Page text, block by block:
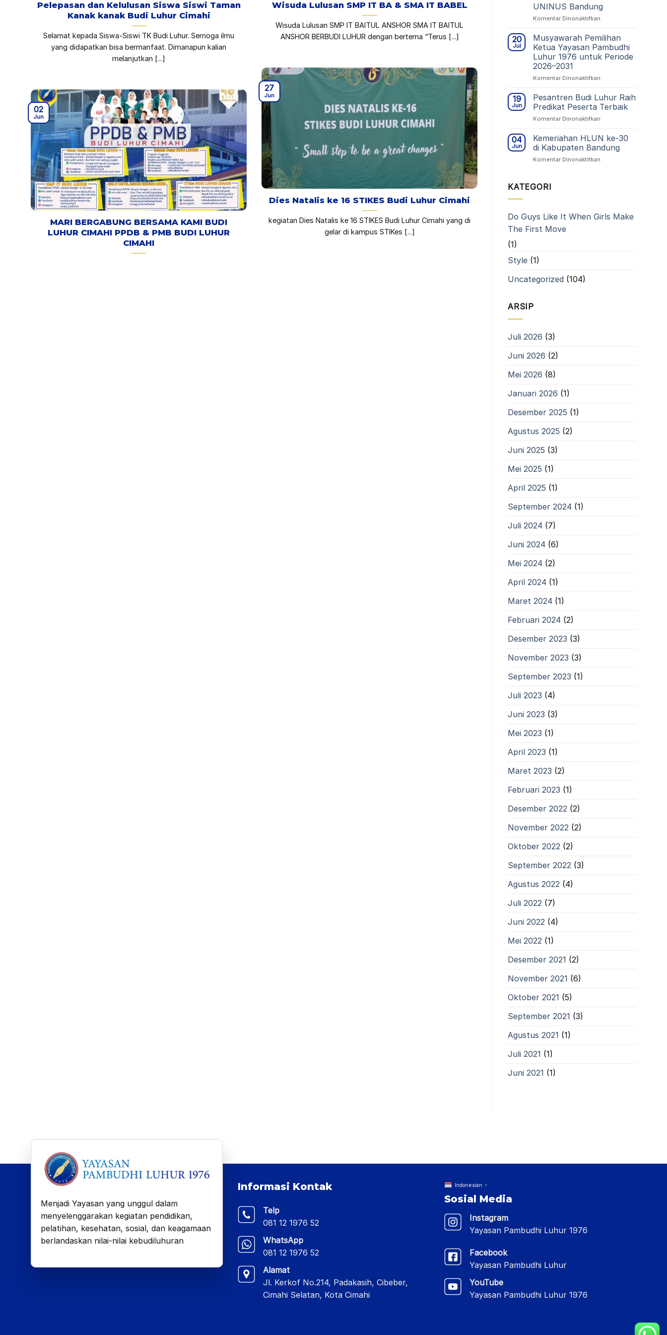
Pelepasan dan Kelulusan Siswa Siswi Taman
Kanak kanak Budi Luhur Cimahi
Selamat kepada Siswa-Siswi TK Budi Luhur. Semoga ilmu
yang didapatkan bisa bermanfaat. Dimanapun kalian
melanjutkan [...]
Wisuda Lulusan SMP IT BA & SMA IT BABEL
Wisuda Lulusan SMP IT BAITUL ANSHOR SMA IT BAITUL
ANSHOR BERBUDI LUHUR dengan bertema “Terus [...]
Dies Natalis ke 16 STIKES Budi Luhur Cimahi
kegiatan Dies Natalis ke 16 STIKES Budi Luhur Cimahi yang di
gelar di kampus STIKes [...]
27
Jun
MARI BERGABUNG BERSAMA KAMI BUDI
LUHUR CIMAHI PPDB & PMB BUDI LUHUR
CIMAHI
02
Jun
STIKes
Cimahi
Gelar
Pelantikan
Mahasiswa
UNINUS Bandung
Komentar Dinonaktifkan
Pambudhi
Luhur
1976
Hadiri
di
UNINUS
Bandung
20
Jul
Musyawarah Pemilihan
Ketua Yayasan Pambudhi
Luhur 1976 untuk Periode
2026–2031
Komentar Dinonaktifkan
Pemilihan
Ketua
Yayasan
1976
untuk
Periode
19
Jun
Pesantren Budi Luhur Raih
Predikat Peserta Terbaik
Komentar Dinonaktifkan
Budi
Luhur
Raih
04
Jun
Kemeriahan HLUN ke-30
di Kabupaten Bandung
Komentar Dinonaktifkan
Bandung
KATEGORI
Do Guys Like It When Girls Make
The First Move
(1)
Style (1)
Uncategorized (104)
ARSIP
Juli 2026 (3)
Juni 2026 (2)
Mei 2026 (8)
Januari 2026 (1)
Desember 2025 (1)
Agustus 2025 (2)
Juni 2025 (3)
Mei 2025 (1)
April 2025 (1)
September 2024 (1)
Juli 2024 (7)
Juni 2024 (6)
Mei 2024 (2)
April 2024 (1)
Maret 2024 (1)
Februari 2024 (2)
Desember 2023 (3)
November 2023 (3)
September 2023 (1)
Juli 2023 (4)
Juni 2023 (3)
Mei 2023 (1)
April 2023 (1)
Maret 2023 (2)
Februari 2023 (1)
Desember 2022 (2)
November 2022 (2)
Oktober 2022 (2)
September 2022 (3)
Agustus 2022 (4)
Juli 2022 (7)
Juni 2022 (4)
Mei 2022 (1)
Desember 2021 (2)
November 2021 (6)
Oktober 2021 (5)
September 2021 (3)
Agustus 2021 (1)
Juli 2021 (1)
Juni 2021 (1)
Menjadi Yayasan yang unggul dalam
menyelenggarakan kegiatan pendidikan,
pelatihan, kesehatan, sosial, dan keagamaan
berlandaskan nilai-nilai kebudiluhuran
Informasi Kontak
Telp
081 12 1976 52
WhatsApp
081 12 1976 52
Alamat
Jl. Kerkof No.214, Padakasih, Cibeber,
Cimahi Selatan, Kota Cimahi
Indonesian ▼
Sosial Media
Instagram
Yayasan Pambudhi Luhur 1976
Facebook
Yayasan Pambudhi Luhur
YouTube
Yayasan Pambudhi Luhur 1976